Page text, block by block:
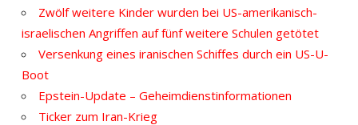
Zwölf weitere Kinder wurden bei US-amerikanisch-
israelischen Angriffen auf fünf weitere Schulen getötet
Versenkung eines iranischen Schiffes durch ein US-U-
Boot
Epstein-Update – Geheimdienstinformationen
Ticker zum Iran-Krieg